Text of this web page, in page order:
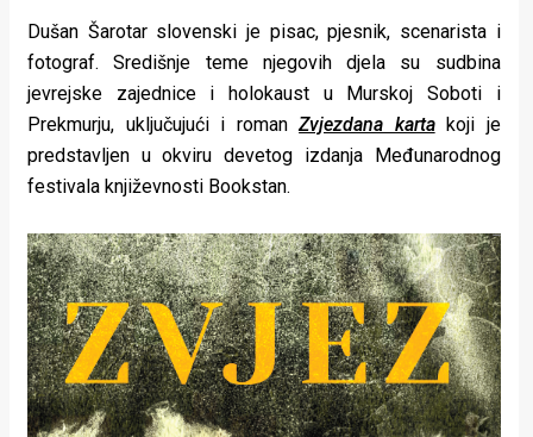
Život
pokretu
koje
rade
Urban
Places
Dušan Šarotar slovenski je pisac, pjesnik, scenarista i
fotograf. Središnje teme njegovih djela su sudbina
jevrejske zajednice i holokaust u Murskoj Soboti i
Prekmurju, uključujući i romanZvjezdana kartakoji je
predstavljen u okviru devetog izdanja Međunarodnog
festivala književnosti Bookstan.